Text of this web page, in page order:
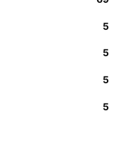
5
5
5
5